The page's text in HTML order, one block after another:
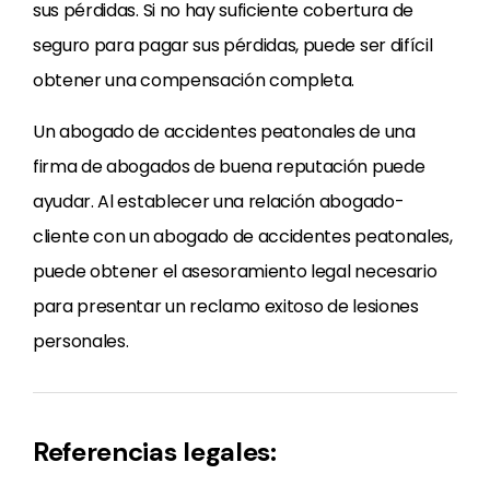
sus pérdidas. Si no hay suficiente cobertura de
seguro para pagar sus pérdidas, puede ser difícil
obtener una compensación completa.
Un abogado de accidentes peatonales de una
firma de abogados de buena reputación puede
ayudar. Al establecer una relación abogado-
cliente con un abogado de accidentes peatonales,
puede obtener el asesoramiento legal necesario
para presentar un reclamo exitoso de lesiones
personales.
Referencias legales: